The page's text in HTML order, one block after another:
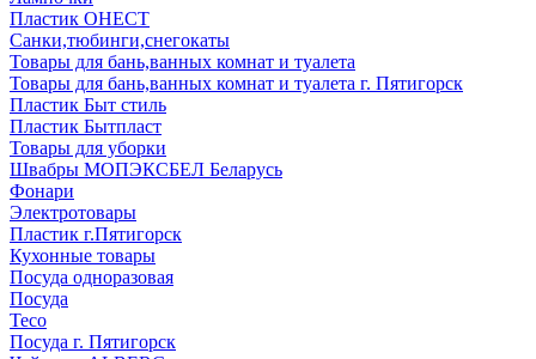
Пластик ОНЕСТ
Санки,тюбинги,снегокаты
Товары для бань,ванных комнат и туалета
Товары для бань,ванных комнат и туалета г. Пятигорск
Пластик Быт стиль
Пластик Бытпласт
Товары для уборки
Швабры МОПЭКСБЕЛ Беларусь
Фонари
Электротовары
Пластик г.Пятигорск
Кухонные товары
Посуда одноразовая
Посуда
Teco
Посуда г. Пятигорск